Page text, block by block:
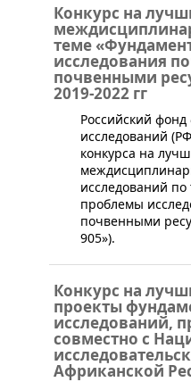
Конкурс на
теме
исследования
почвенными
2019-2022 гг
​Российский
исследований
конкурса на
исследований
проблемы
почвенными
905»).
Конкурс на
проекты
исследований,
совместно с
Африканской